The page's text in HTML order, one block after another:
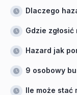
Dlaczego
Gdzie
Hazard jak
9 osobowy
Ile może stać